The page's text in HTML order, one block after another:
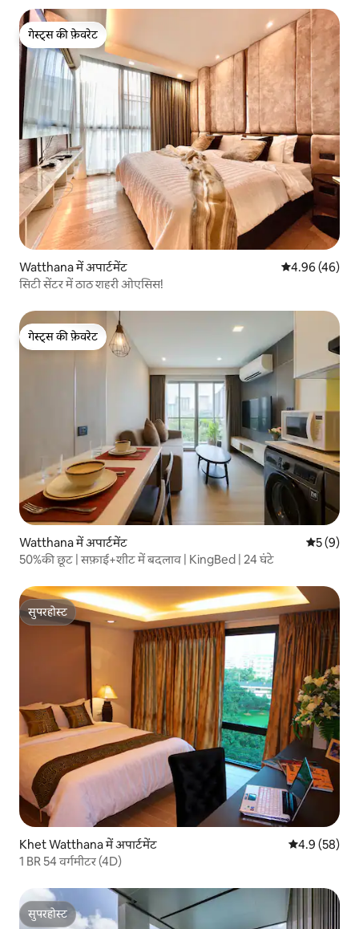
गेस्ट्स की फ़ेवरेट
गेस्ट्स की फ़ेवरेट
Watthana में अपार्टमेंट औसत रेटिंग 5 में
4.96 (46)
सिटी सेंटर में ठाठ शहरी ओएसिस!
गेस्ट्स की फ़ेवरेट
गेस्ट्स की फ़ेवरेट
Watthana में अपार्टमेंट औसत रेटिंग
5 (9)
50%की छूट | सफ़ाई+शीट में बदलाव | KingBed | 24 घंटे
सुपरहोस्ट
सुपरहोस्ट
Khet Watthana में अपार्टमेंट औसत रेटिंग 5 में
4.9 (58)
1 BR 54 वर्गमीटर (4D)
सुपरहोस्ट
सुपरहोस्ट